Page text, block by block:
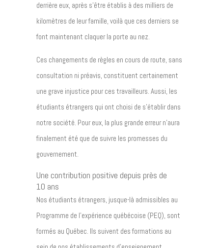
derrière eux, après s’être établis à des milliers de
kilomètres de leur famille, voilà que ces derniers se
font maintenant claquer la porte au nez.
Ces changements de règles en cours de route, sans
consultation ni préavis, constituent certainement
une grave injustice pour ces travailleurs. Aussi, les
étudiants étrangers qui ont choisi de s’établir dans
notre société. Pour eux, la plus grande erreur n’aura
finalement été que de suivre les promesses du
gouvernement.
Une contribution positive depuis près de
10 ans
Nos étudiants étrangers, jusque-là admissibles au
Programme de l’expérience québécoise (PEQ), sont
formés au Québec. Ils suivent des formations au